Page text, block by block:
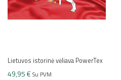
Lietuvos istorinė vėliava PowerTex
49,95 € Su PVM